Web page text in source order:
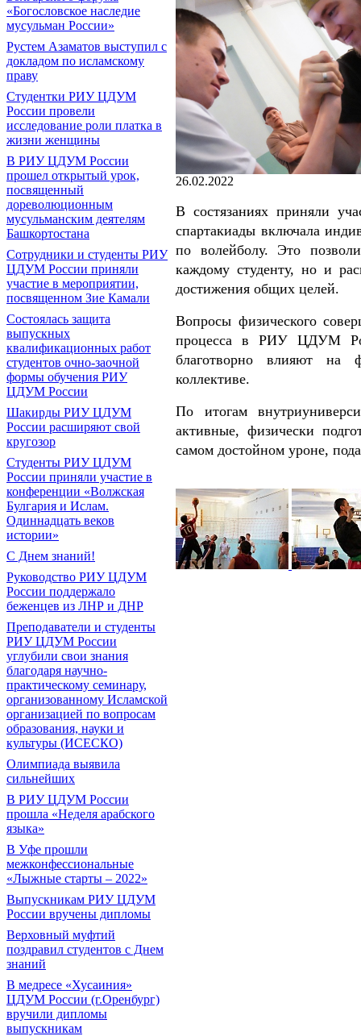
«Богословское наследие
мусульман России»
Рустем Азаматов выступил с
докладом по исламскому
праву
Студентки РИУ ЦДУМ
России провели
исследование роли платка в
жизни женщины
В РИУ ЦДУМ России
прошел открытый урок,
посвященный
дореволюционным
мусульманским деятелям
Башкортостана
Сотрудники и студенты РИУ
ЦДУМ России приняли
участие в мероприятии,
посвященном Зие Камали
Состоялась защита
выпускных
квалификационных работ
студентов очно-заочной
формы обучения РИУ
ЦДУМ России
Шакирды РИУ ЦДУМ
России расширяют свой
кругозор
Студенты РИУ ЦДУМ
России приняли участие в
конференции «Волжская
Булгария и Ислам.
Одиннадцать веков
истории»
С Днем знаний!
Руководство РИУ ЦДУМ
России поддержало
беженцев из ЛНР и ДНР
Преподаватели и студенты
РИУ ЦДУМ России
углубили свои знания
благодаря научно-
практическому семинару,
организованному Исламской
организацией по вопросам
образования, науки и
культуры (ИСЕСКО)
Олимпиада выявила
сильнейших
В РИУ ЦДУМ России
прошла «Неделя арабского
языка»
В Уфе прошли
межконфессиональные
«Лыжные старты – 2022»
Выпускникам РИУ ЦДУМ
России вручены дипломы
Верховный муфтий
поздравил студентов с Днем
знаний
В медресе «Хусаиния»
ЦДУМ России (г.Оренбург)
вручили дипломы
выпускникам
26.02.2022
В состязаниях приняли
спартакиады включала
по волейболу. Это
каждому студенту, но и
достижения общих целей.
Вопросы физического
процесса в РИУ ЦДУМ
благотворно влияют на
коллективе.
По итогам
активные, физически
самом достойном уроне,